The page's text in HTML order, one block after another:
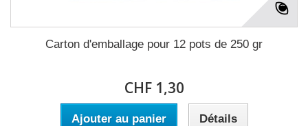
Carton d'emballage pour 12 pots de 250 gr
CHF 1,30
Ajouter au panier Détails